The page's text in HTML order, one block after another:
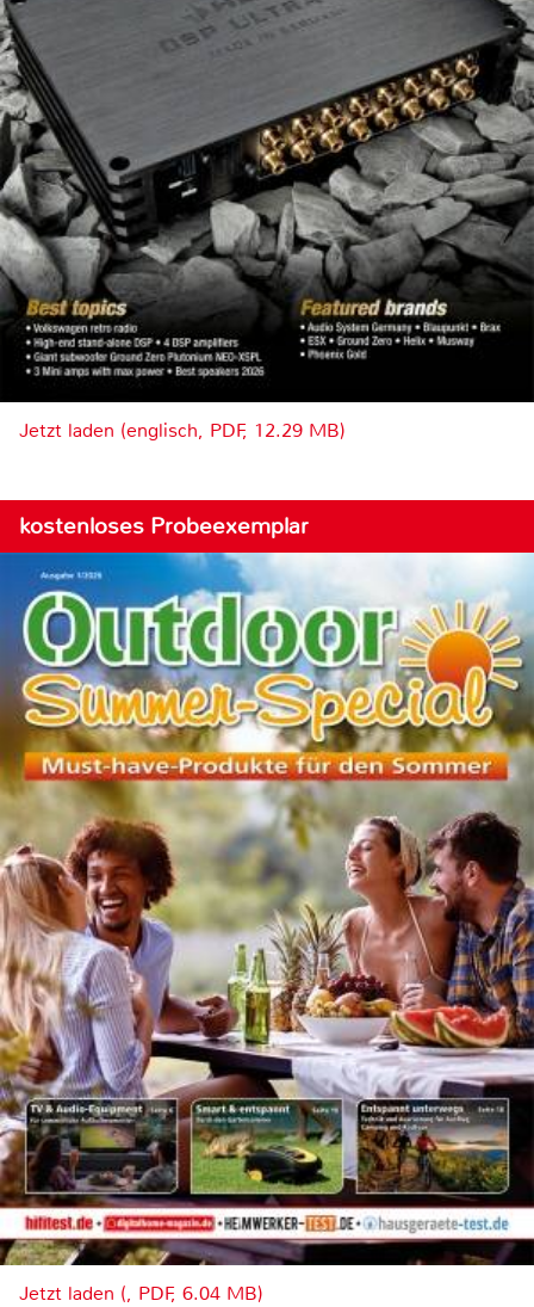
Jetzt laden (englisch, PDF, 12.29 MB)
kostenloses Probeexemplar
Jetzt laden (, PDF, 6.04 MB)